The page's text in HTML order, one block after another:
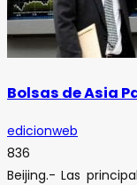
Bolsas de Asia
edicionweb
836
Beijing.- Las